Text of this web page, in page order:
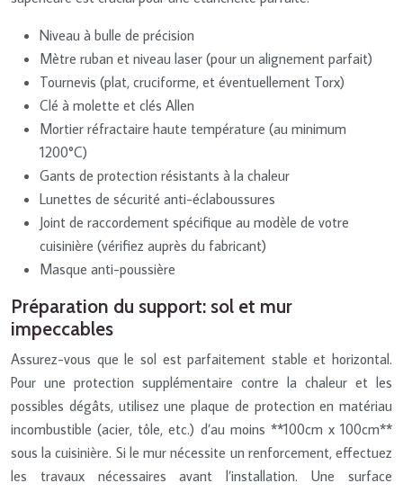
Niveau à bulle de précision
Mètre ruban et niveau laser (pour un alignement parfait)
Tournevis (plat, cruciforme, et éventuellement Torx)
Clé à molette et clés Allen
Mortier réfractaire haute température (au minimum
1200°C)
Gants de protection résistants à la chaleur
Lunettes de sécurité anti-éclaboussures
Joint de raccordement spécifique au modèle de votre
cuisinière (vérifiez auprès du fabricant)
Masque anti-poussière
Préparation du support: sol et mur
impeccables
Assurez-vous que le sol est parfaitement stable et horizontal.
Pour une protection supplémentaire contre la chaleur et les
possibles dégâts, utilisez une plaque de protection en matériau
incombustible (acier, tôle, etc.) d’au moins **100cm x 100cm**
sous la cuisinière. Si le mur nécessite un renforcement, effectuez
les travaux nécessaires avant l’installation. Une surface